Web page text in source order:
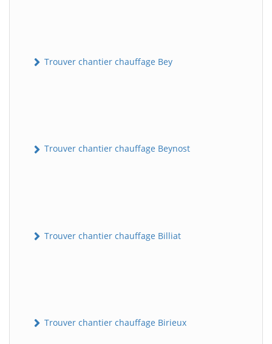
Trouver chantier chauffage Bey
Trouver chantier chauffage Beynost
Trouver chantier chauffage Billiat
Trouver chantier chauffage Birieux